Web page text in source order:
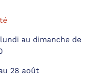
au dimanche de
28 août